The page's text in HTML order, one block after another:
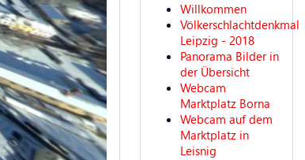
Willkommen
Völkerschlachtdenkmal
Leipzig - 2018
Panorama Bilder in
der Übersicht
Webcam
Marktplatz Borna
Webcam auf dem
Marktplatz in
Leisnig